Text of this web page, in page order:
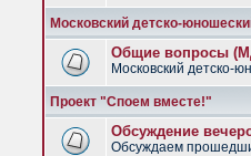
Московский детско-
Общие вопросы
Московский детско-
Проект "Споем вместе!"
Обсуждение
Обсуждаем